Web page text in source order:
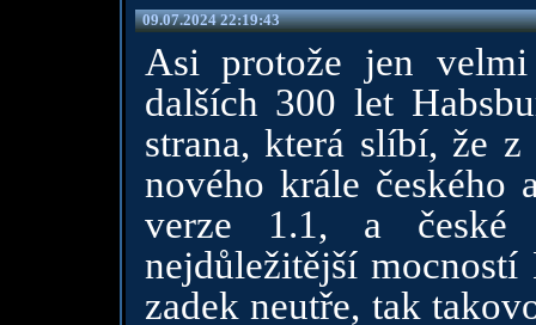
09.07.2024 22:19:43
Asi protože jen
dalších 300 let
strana, která slíbí, že
nového krále českého
verze 1.1, a české
nejdůležitější
zadek neutře, tak